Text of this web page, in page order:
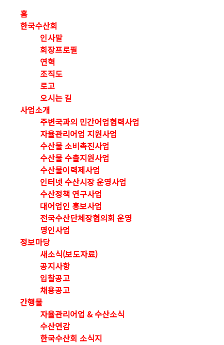
홈
한국수산회
인사말
회장프로필
연혁
조직도
로고
오시는 길
사업소개
주변국과의 민간어업협력사업
자율관리어업 지원사업
수산물 소비촉진사업
수산물 수출지원사업
수산물이력제사업
인터넷 수산시장 운영사업
수산정책 연구사업
대어업인 홍보사업
전국수산단체장협의회 운영
명인사업
정보마당
새소식(보도자료)
공지사항
입찰공고
채용공고
간행물
자율관리어업 & 수산소식
수산연감
한국수산회 소식지